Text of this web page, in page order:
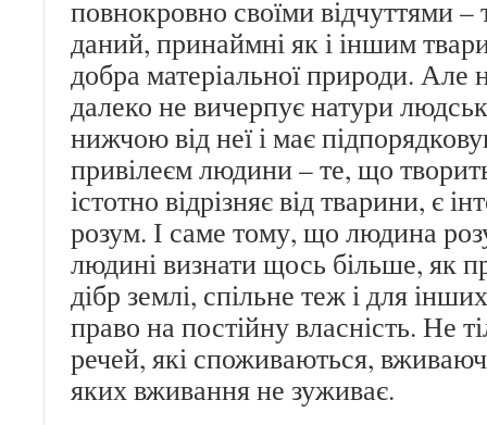
повнокровно своїми відчуттями –
даний, принаймні як і іншим
добра матеріальної природи. Але
далеко не вичерпує натури
нижчою від неї і має
привілеєм людини – те, що
істотно відрізняє від тварини, є
розум. І саме тому, що людина
людині визнати щось більше, як
дібр землі, спільне теж і для
право на постійну власність. Не
речей, які споживаються,
яких вживання не зуживає.